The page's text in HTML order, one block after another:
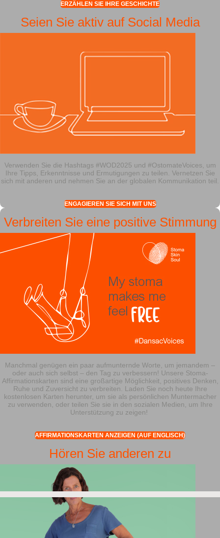
ERZÄHLEN SIE IHRE GESCHICHTE
Seien Sie aktiv auf Social Media
Verwenden Sie die Hashtags #WOD2025 und #OstomateVoices, um
Ihre Tipps, Erkenntnisse und Ermutigungen zu teilen. Vernetzen Sie
sich mit anderen und nehmen Sie an der globalen Kommunikation teil.
ENGAGIEREN SIE SICH MIT UNS
Verbreiten Sie eine positive Stimmung
Manchmal genügen ein paar aufmunternde Worte, um jemandem –
oder auch sich selbst – den Tag zu verbessern! Unsere Stoma-
Affirmationskarten sind eine großartige Möglichkeit, positives Denken,
Ruhe und Zuversicht zu verbreiten. Laden Sie noch heute Ihre
kostenlosen Karten herunter, um sie als persönlichen Muntermacher
zu verwenden, oder teilen Sie sie in den sozialen Medien, um Ihre
Unterstützung zu zeigen!
AFFIRMATIONSKARTEN ANZEIGEN (AUF ENGLISCH)
Hören Sie anderen zu